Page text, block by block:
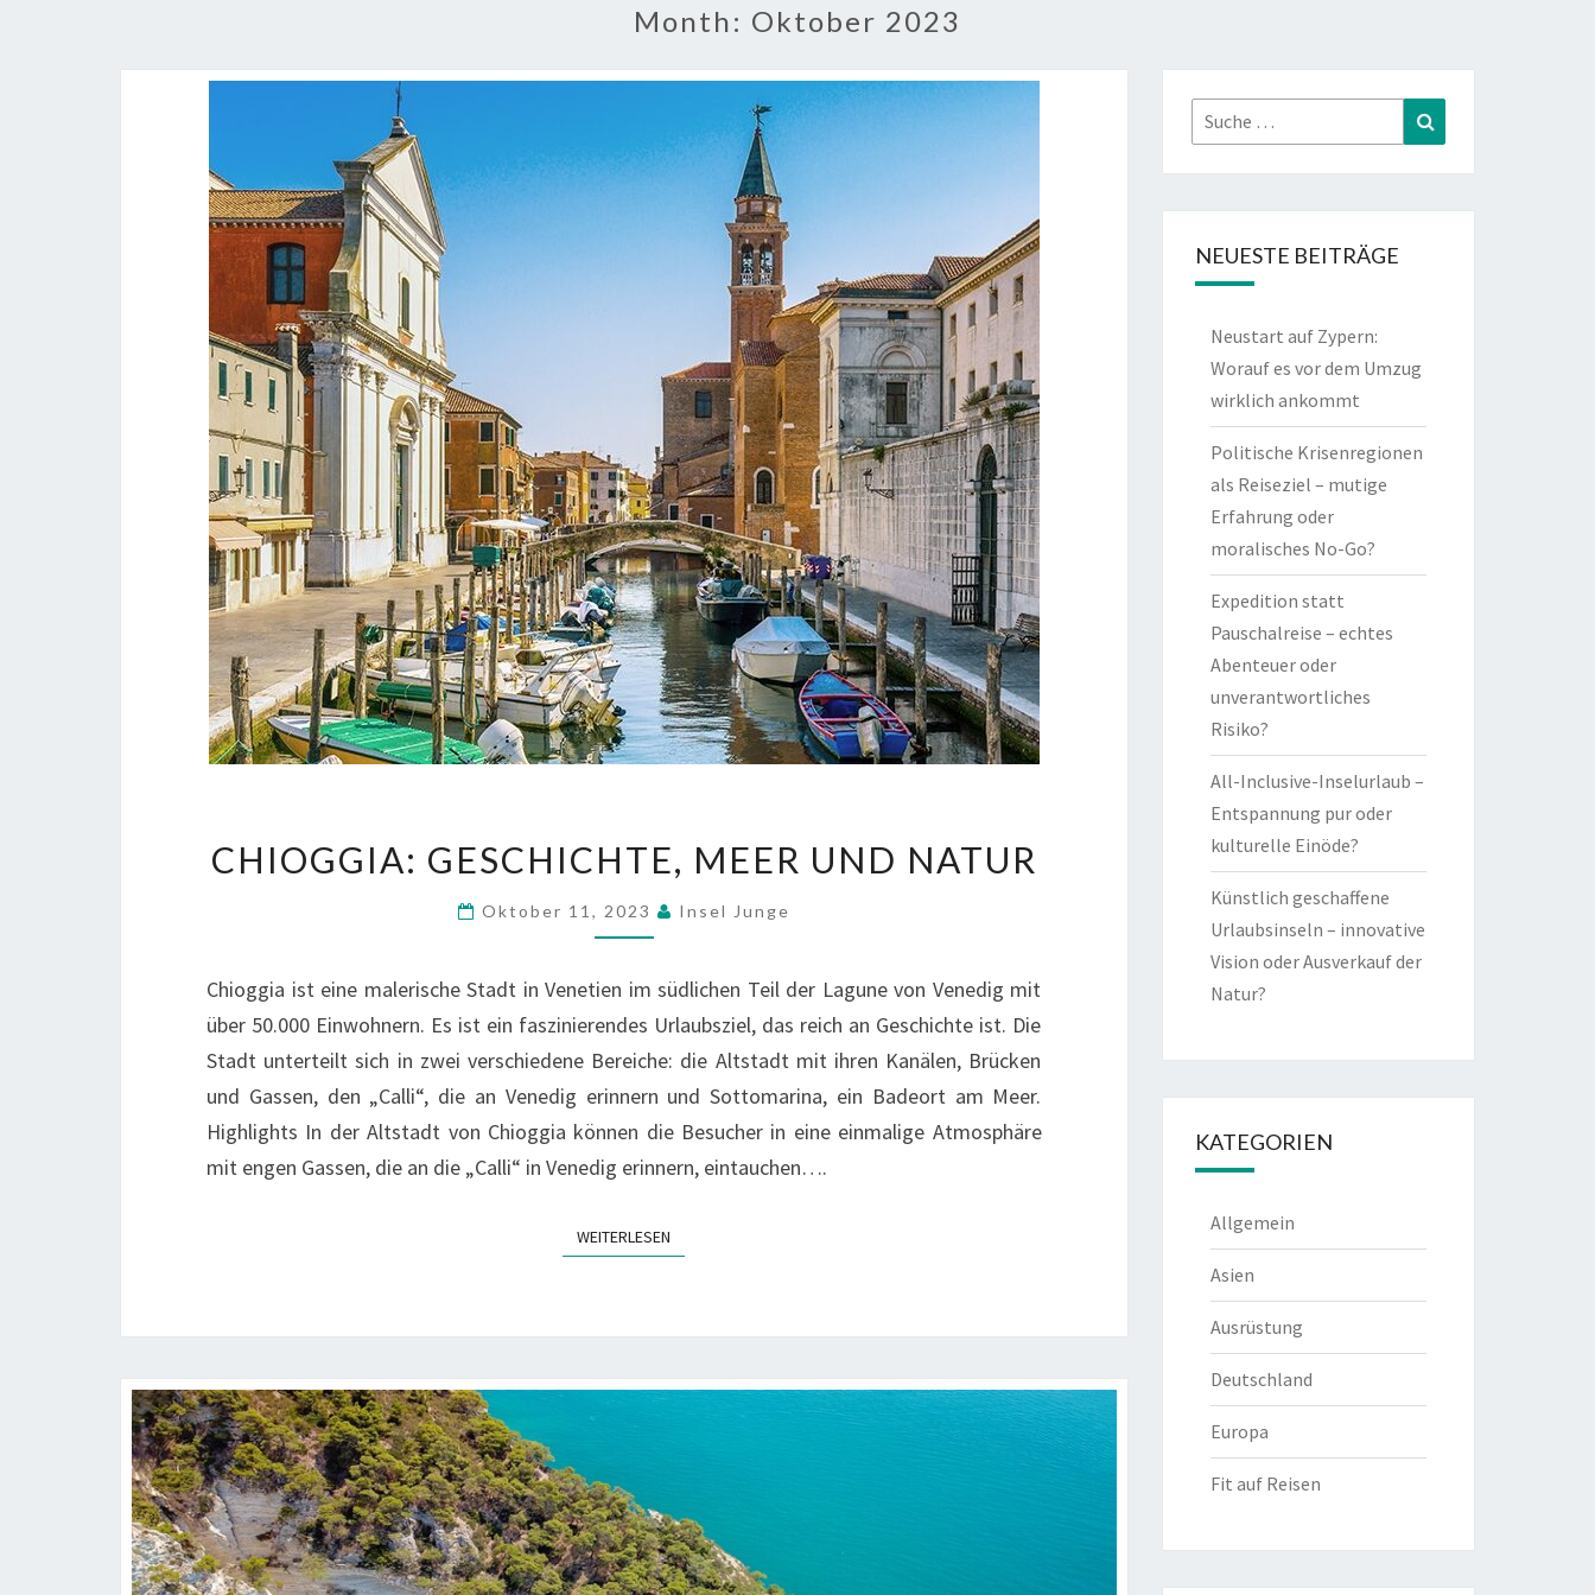
Month: Oktober 2023
GESCHICHTE,
MEER
UND
CHIOGGIA: GESCHICHTE, MEER UND NATUR
Oktober 11, 2023 Insel Junge
Chioggia ist eine malerische Stadt in Venetien im südlichen Teil der Lagune von Venedig mit
über 50.000 Einwohnern. Es ist ein faszinierendes Urlaubsziel, das reich an Geschichte ist. Die
Stadt unterteilt sich in zwei verschiedene Bereiche: die Altstadt mit ihren Kanälen, Brücken
und Gassen, den „Calli“, die an Venedig erinnern und Sottomarina, ein Badeort am Meer.
Highlights In der Altstadt von Chioggia können die Besucher in eine einmalige Atmosphäre
mit engen Gassen, die an die „Calli“ in Venedig erinnern, eintauchen….
WEITERLESEN
Suche
nach:
NEUESTE BEITRÄGE
Neustart auf Zypern:
Worauf es vor dem Umzug
wirklich ankommt
Politische Krisenregionen
als Reiseziel – mutige
Erfahrung oder
moralisches No-Go?
Expedition statt
Pauschalreise – echtes
Abenteuer oder
unverantwortliches
Risiko?
All-Inclusive-Inselurlaub –
Entspannung pur oder
kulturelle Einöde?
Künstlich geschaffene
Urlaubsinseln – innovative
Vision oder Ausverkauf der
Natur?
KATEGORIEN
Allgemein
Asien
Ausrüstung
Deutschland
Europa
Fit auf Reisen